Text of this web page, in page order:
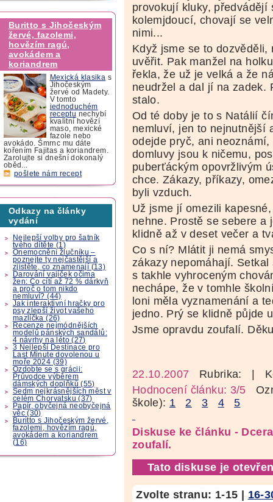
Buritto s Jihočeským
žervé, fazolemi,
hovězím ragú,
avokádem a
koriandrem
Mexická klasika s
Jihočeským
žervé od Madety.
V tomto
jednoduchém
receptu nechybí
kvalitní hovězí
maso, mexické
fazole nebo
avokádo. Šmrnc mu dáte
kořením Fajitas a koriandrem.
Zarolujte si dnešní dokonalý
oběd...
pošlete nám recept
Odkazy na články
vydání
Nejlepší volby pro šatník
tvého dítěte (1)
Onemocnění žlučníku –
poznejte ty nejčastější a
zjistěte, co znamenají (13)
Darování vajíček očima
žen: Co cítí až 72 % dárkyň
a proč o tom nikdo
nemluví? (44)
Jak interaktivní hračky pro
psy zlepší život vašeho
mazlíčka (26)
Recenze nejmódnějších
modelů pánských sandálů:
4 návrhy na léto (27)
3 Nejlepší Destinace pro
Last Minute dovolenou u
moře 2024 (39)
Ozdobte se s grácii:
Průvodce výběrem
dámských doplňků (55)
Sedm nejkrásnějších měst v
celém Chorvatsku (37)
Papír, obyčejná neobyčejná
věc (30)
Buritto s Jihočeským žervé,
fazolemi, hovězím ragú,
avokádem a koriandrem
(16)
provokují kluky,
kolemjdoucí, chovají se
nimi...
Když jsme se to
uvěřit. Pak manžel na
řekla, že už je velká a že
neudržel a dal jí na zadek.
stalo.
Od té doby je to s Natálií
nemluví, jen to nejnutnější
odejde pryč, ani
domluvy jsou k ničemu,
puberťáckým opovržlivým
chce. Zákazy, příkazy,
byli vzduch.
Už jsme jí omezili
nehne. Prostě se sebere a
klidně až v deset večer a
Co s ní? Mlátit ji nemá
zákazy nepomáhají.
s takhle vyhroceným
nechápe, že v tomhle
loni měla vyznamenání a
jedno. Prý se klidně půjde
Jsme opravdu zoufalí.
22.10.2007 Rubrika:
|
Hodnocení článku: 3/5
škole): 1 2 3 4 5
Diskuse ke článku -
zoufalí.
Tato diskuse je
Zvolte stranu: 1-15 | 16-